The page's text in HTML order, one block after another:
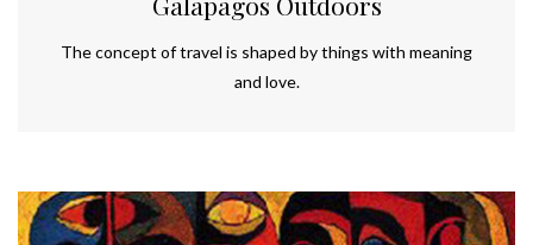
The concept of travel is shaped by things with meaning
and love.